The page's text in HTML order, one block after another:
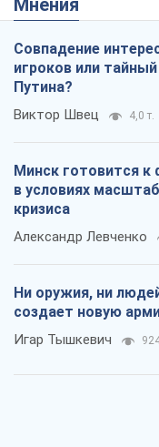
Совпадение
игроков или
Путина?
Виктор Швец 4,0 т.
Минск готовится к
в условиях
кризиса
Александр Левченко
Ни оружия, ни
создает новую
Игар Тышкевич